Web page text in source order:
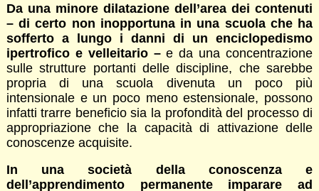
Da una minore dilatazione dell’area dei contenuti
– di certo non inopportuna in una scuola che ha
sofferto a lungo i danni di un enciclopedismo
ipertrofico e velleitario –e da una concentrazione
sulle strutture portanti delle discipline, che sarebbe
propria di una scuola divenuta un poco più
intensionale e un poco meno estensionale, possono
infatti trarre beneficio sia la profondità del processo di
appropriazione che la capacità di attivazione delle
conoscenze acquisite.
In una società della conoscenza e
dell’apprendimento permanente imparare ad